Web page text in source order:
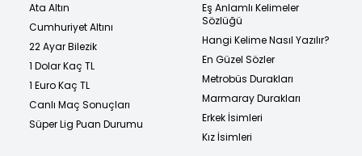
Ata Altın
Cumhuriyet Altını
22 Ayar Bilezik
1 Dolar Kaç TL
1 Euro Kaç TL
Canlı Maç Sonuçları
Süper Lig Puan Durumu
Eş Anlamlı Kelimeler
Sözlüğü
Hangi Kelime Nasıl Yazılır?
En Güzel Sözler
Metrobüs Durakları
Marmaray Durakları
Erkek İsimleri
Kız İsimleri